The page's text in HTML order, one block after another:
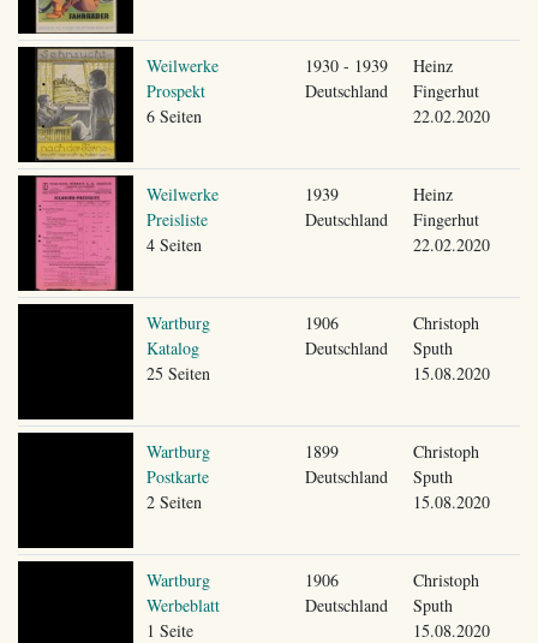
Weilwerke
Prospekt
6 Seiten
1930 - 1939
Deutschland
Heinz
Fingerhut
22.02.2020
Weilwerke
Preisliste
4 Seiten
1939
Deutschland
Heinz
Fingerhut
22.02.2020
Wartburg
Katalog
25 Seiten
1906
Deutschland
Christoph
Sputh
15.08.2020
Wartburg
Postkarte
2 Seiten
1899
Deutschland
Christoph
Sputh
15.08.2020
Wartburg
Werbeblatt
1 Seite
1906
Deutschland
Christoph
Sputh
15.08.2020